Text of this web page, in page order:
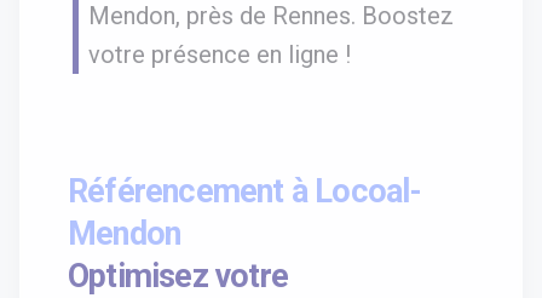
Mendon, près de Rennes. Boostez
votre présence en ligne !
Référencement à Locoal-
Mendon
Optimisez votre